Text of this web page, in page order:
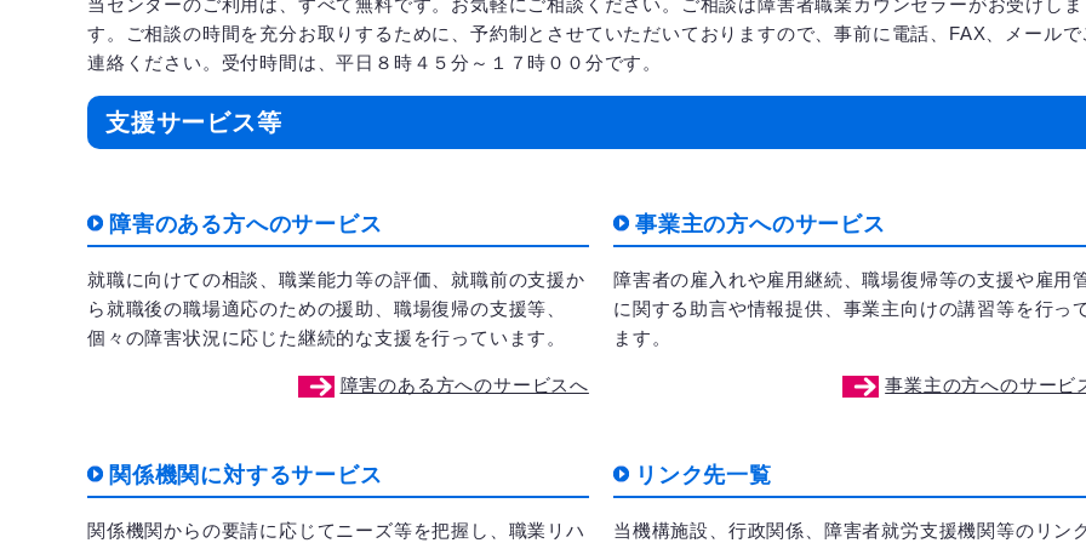
当センターのご利用は、すべて無料です。お気軽にご相談ください。ご相談は障害者職業カウンセラーがお受けしま
す。ご相談の時間を充分お取りするために、予約制とさせていただいておりますので、事前に電話、FAX、メールで
連絡ください。受付時間は、平日８時４５分～１７時００分です。
支援サービス等
障害のある方へのサービス
就職に向けての相談、職業能力等の評価、就職前の支援か
ら就職後の職場適応のための援助、職場復帰の支援等、
個々の障害状況に応じた継続的な支援を行っています。
障害のある方へのサービスへ
事業主の方へのサービス
障害者の雇入れや雇用継続、職場復帰等の支援や雇用
に関する助言や情報提供、事業主向けの講習等を行っ
ます。
事業主の方へのサービ
関係機関に対するサービス
関係機関からの要請に応じてニーズ等を把握し、職業リハ
リンク先一覧
当機構施設、行政関係、障害者就労支援機関等のリン